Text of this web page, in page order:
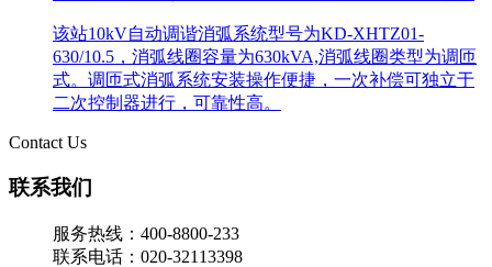
该站10kV自动调谐消弧系统型号为KD-XHTZ01-
630/10.5，消弧线圈容量为630kVA,消弧线圈类型为调匝
式。调匝式消弧系统安装操作便捷，一次补偿可独立于
二次控制器进行，可靠性高。
Contact Us
联系我们
服务热线：400-8800-233
联系电话：020-32113398